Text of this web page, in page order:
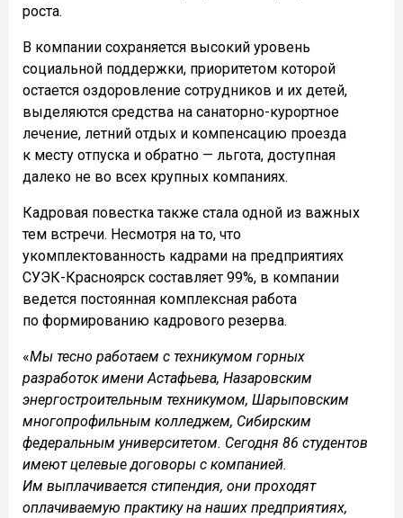
роста.
В компании сохраняется высокий уровень
социальной поддержки, приоритетом которой
остается оздоровление сотрудников и их детей,
выделяются средства на санаторно-курортное
лечение, летний отдых и компенсацию проезда
к месту отпуска и обратно — льгота, доступная
далеко не во всех крупных компаниях.
Кадровая повестка также стала одной из важных
тем встречи. Несмотря на то, что
укомплектованность кадрами на предприятиях
СУЭК-Красноярск составляет 99%, в компании
ведется постоянная комплексная работа
по формированию кадрового резерва.
«Мы тесно работаем с техникумом горных
разработок имени Астафьева, Назаровским
энергостроительным техникумом, Шарыповским
многопрофильным колледжем, Сибирским
федеральным университетом. Сегодня 86 студентов
имеют целевые договоры с компанией.
Им выплачивается стипендия, они проходят
оплачиваемую практику на наших предприятиях,